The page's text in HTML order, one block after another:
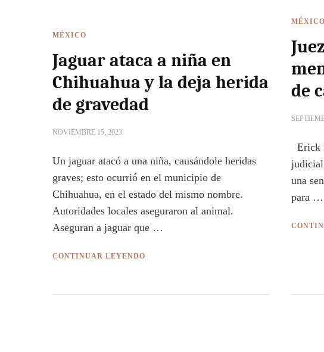
MÉXICO
Jaguar ataca a niña en
Chihuahua y la deja herida
de gravedad
NOVIEMBRE 15, 2023
Un jaguar atacó a una niña, causándole heridas
graves; esto ocurrió en el municipio de
Chihuahua, en el estado del mismo nombre.
Autoridades locales aseguraron al animal.
Aseguran a jaguar que …
CONTINUAR LEYENDO
MÉXICO
de
Erick
una
para …